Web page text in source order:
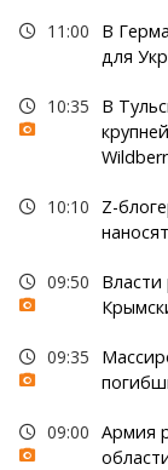
11:00
В
для
10:35
В
10:10
Z-
09:50
09:35
09:00 Армия